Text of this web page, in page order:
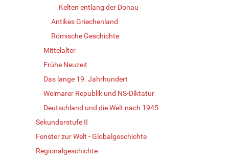
Kelten entlang der Donau
Antikes Griechenland
Römische Geschichte
Mittelalter
Frühe Neuzeit
Das lange 19. Jahrhundert
Weimarer Republik und NS-Diktatur
Deutschland und die Welt nach 1945
Sekundarstufe II
Fenster zur Welt - Globalgeschichte
Regionalgeschichte